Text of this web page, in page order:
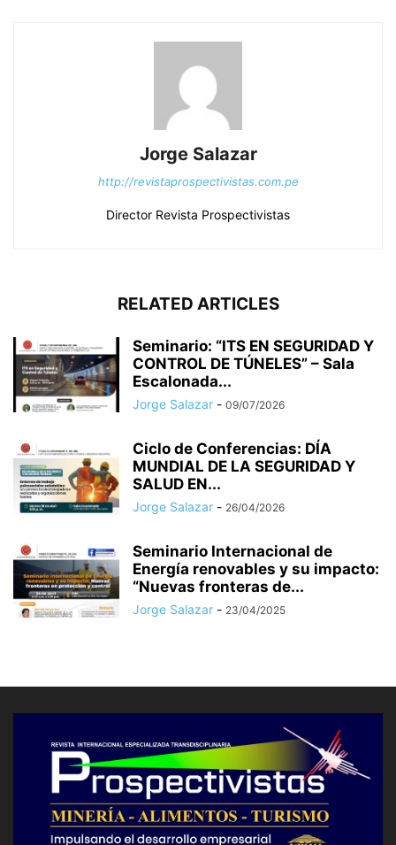
Jorge Salazar
http://revistaprospectivistas.com.pe
Director Revista Prospectivistas
RELATED ARTICLES
Seminario: “ITS EN SEGURIDAD Y
CONTROL DE TÚNELES” – Sala
Escalonada...
Jorge Salazar - 09/07/2026
Ciclo de Conferencias: DÍA
MUNDIAL DE LA SEGURIDAD Y
SALUD EN...
Jorge Salazar - 26/04/2026
Seminario Internacional de
Energía renovables y su impacto:
“Nuevas fronteras de...
Jorge Salazar - 23/04/2025